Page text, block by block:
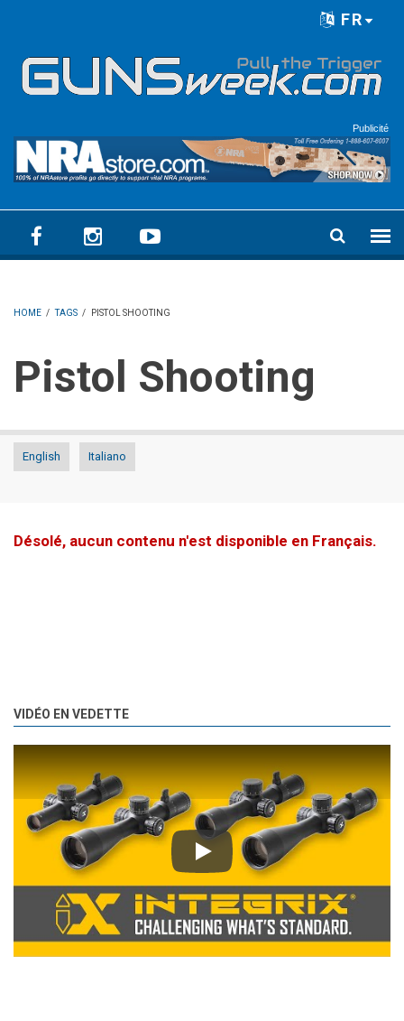
FR
Publicité
HOME / TAGS / PISTOL SHOOTING
Pistol Shooting
English Italiano
Désolé, aucun contenu n'est disponible en Français.
VIDÉO EN VEDETTE
Play